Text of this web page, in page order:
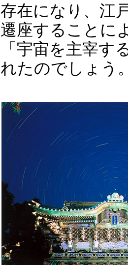
存在になり、江
遷座することに
「宇宙を主宰す
れたのでしょう